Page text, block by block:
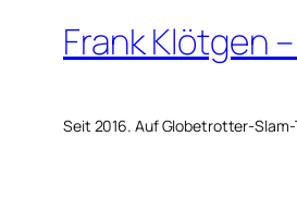
Frank Klötgen
Seit 2016. Auf Globetrotter-